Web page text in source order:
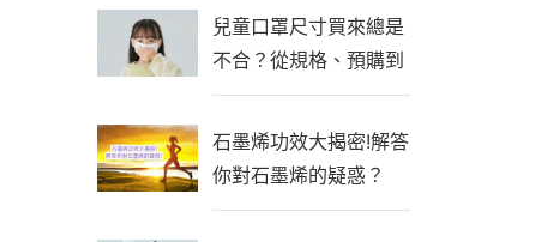
兒童口罩尺寸買來總是
不合？從規格、預購到
自製一次看懂！
石墨烯功效大揭密!解答
你對石墨烯的疑惑？